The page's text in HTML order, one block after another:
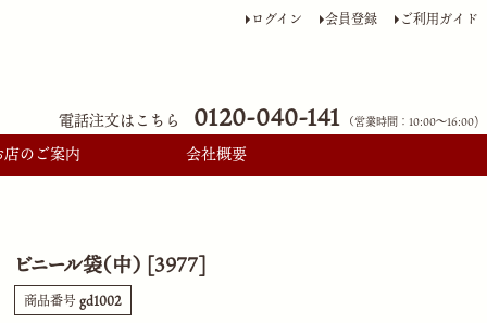
ログイン 会員登録 ご利用ガイド
電話注文はこちら 0120-040-141 （営業時間：10:00〜16:00)
店のご案内 会社概要
ビニール袋（中） [3977]
商品番号 gd1002